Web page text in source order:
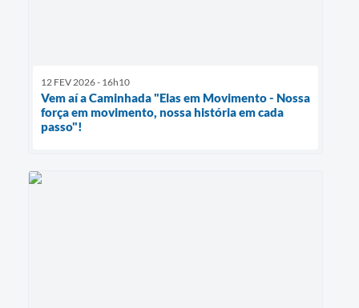
12 FEV 2026 - 16h10
Vem aí a Caminhada "Elas em Movimento - Nossa
força em movimento, nossa história em cada
passo"!